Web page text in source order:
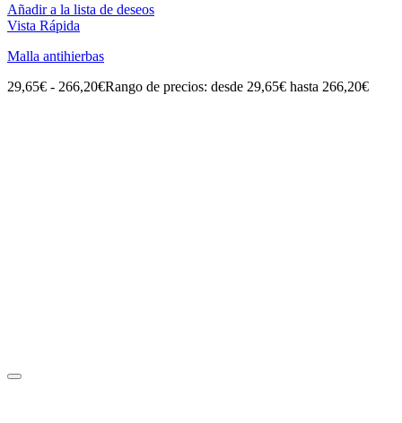
Añadir a la lista de deseos
Vista Rápida
Malla antihierbas
29,65€ - 266,20€Rango de precios: desde 29,65€ hasta 266,20€